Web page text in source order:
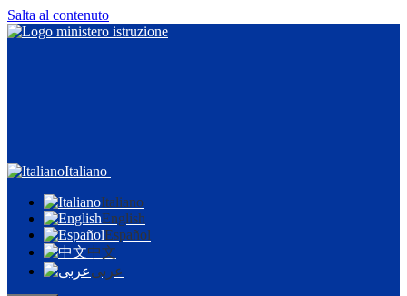
Salta al contenuto
Italiano
Italiano
English
Español
中文
عربى